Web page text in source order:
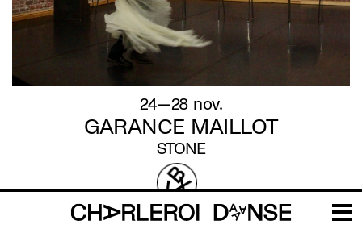
24—28 nov.
GARANCE MAILLOT
STONE